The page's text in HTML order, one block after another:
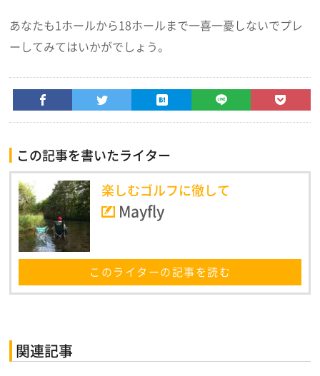
あなたも1ホールから18ホールまで一喜一憂しないでプレ
ーしてみてはいかがでしょう。
この記事を書いたライター
楽しむゴルフに徹して
Mayfly
このライターの記事を読む
関連記事